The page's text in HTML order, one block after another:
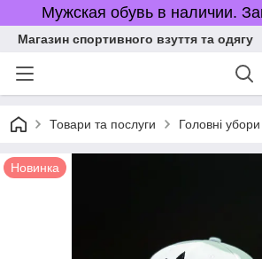
Мужская обувь в наличии.
Магазин спортивного взуття та одягу
Товари та послуги Головні убори
Новинка